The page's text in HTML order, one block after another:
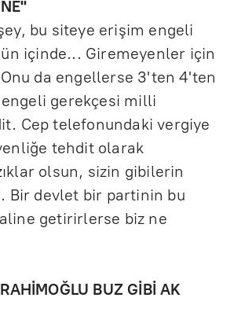
bu siteye erişim engeli
içinde... Giremeyenler için
da engellerse 3'ten 4'ten
gerekçesi milli
Cep telefonundaki vergiye
tehdit olarak
olsun, sizin gibilerin
Bir devlet bir partinin bu
getirirlerse biz ne
BUZ GİBİ AK